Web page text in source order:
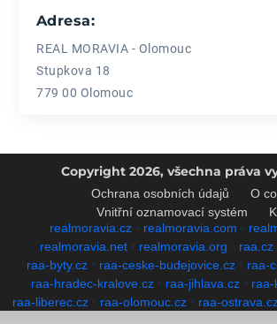
Adresa:
REAL MORAVIA - Olomouc
Stupkova 18
779 00 Olomouc
Copyright 2026, všechna práva
Ochrana osobních údajů
O
Vnitřní oznamovací systém
realmoravia.cz • realmoravia.com •
realmoravia.net• realmoravia.org • raa.cz
raa-byty.cz• raa-ceske-budejovice.cz• raa-
raa-hradec-kralove.cz • raa-jihlava.cz • raa-
raa-liberec.cz• raa-olomouc.cz• raa-